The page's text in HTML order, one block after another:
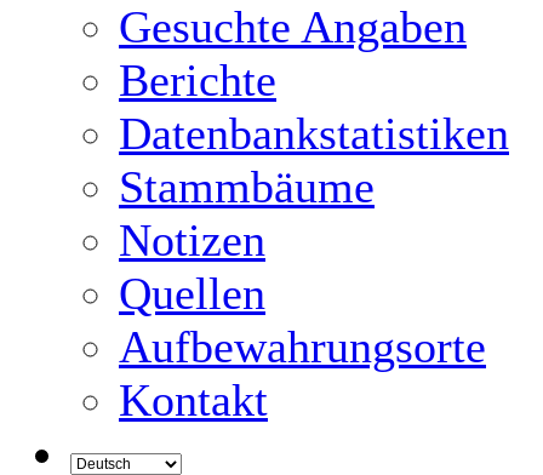
Gesuchte Angaben
Berichte
Datenbankstatistiken
Stammbäume
Notizen
Quellen
Aufbewahrungsorte
Kontakt